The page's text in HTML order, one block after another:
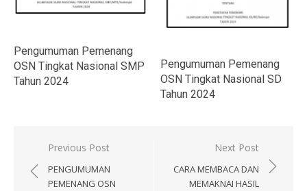
Pengumuman Pemenang
OSN Tingkat Nasional SMP
Tahun 2024
Pengumuman Pemenang
OSN Tingkat Nasional SD
Tahun 2024
Navigasi
pos
Previous Post
PENGUMUMAN
PEMENANG OSN
Next Post
CARA MEMBACA DAN
MEMAKNAI HASIL